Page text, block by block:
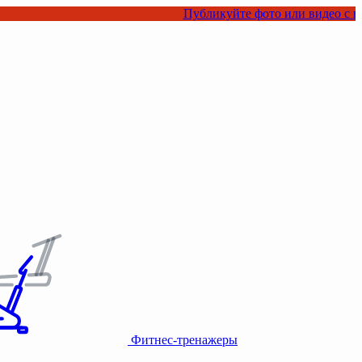
Публикуйте фото или видео с нашими
Фитнес-тренажеры